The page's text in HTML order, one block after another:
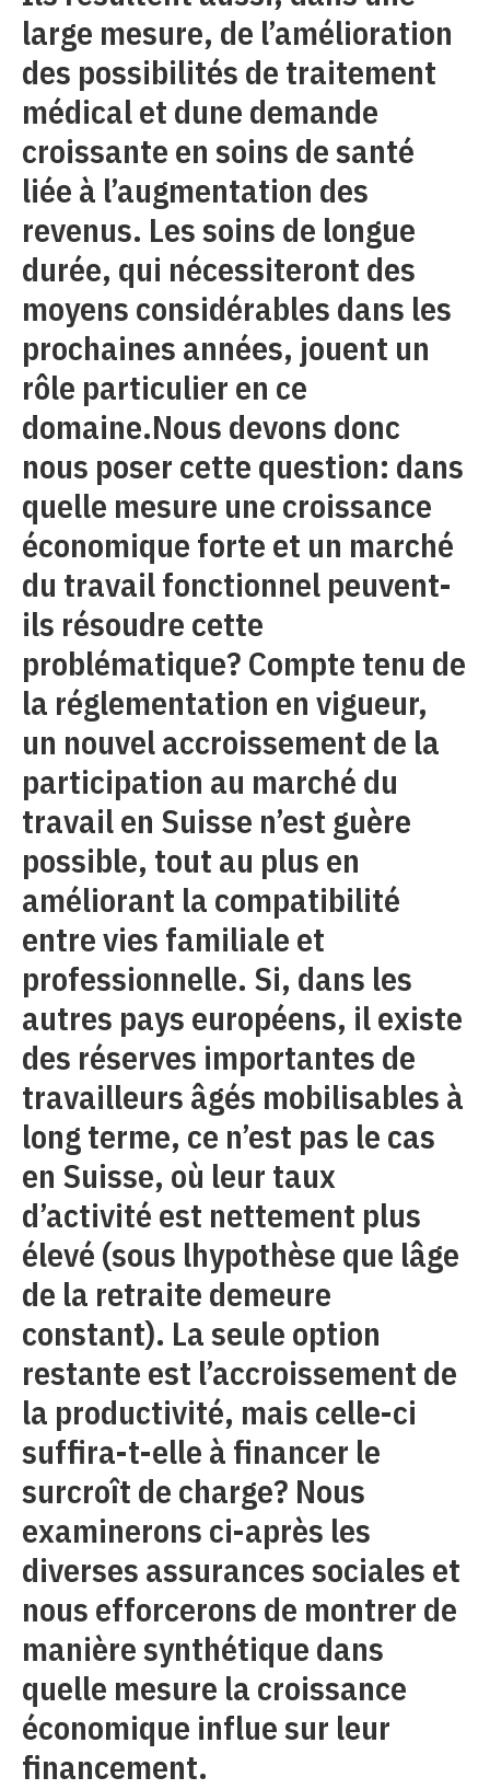
large mesure, de l’amélioration
des possibilités de traitement
médical et dune demande
croissante en soins de santé
liée à l’augmentation des
revenus. Les soins de longue
durée, qui nécessiteront des
moyens considérables dans les
prochaines années, jouent un
rôle particulier en ce
domaine.Nous devons donc
nous poser cette question: dans
quelle mesure une croissance
économique forte et un marché
du travail fonctionnel peuvent-
ils résoudre cette
problématique? Compte tenu de
la réglementation en vigueur,
un nouvel accroissement de la
participation au marché du
travail en Suisse n’est guère
possible, tout au plus en
améliorant la compatibilité
entre vies familiale et
professionnelle. Si, dans les
autres pays européens, il existe
des réserves importantes de
travailleurs âgés mobilisables à
long terme, ce n’est pas le cas
en Suisse, où leur taux
d’activité est nettement plus
élevé (sous lhypothèse que lâge
de la retraite demeure
constant). La seule option
restante est l’accroissement de
la productivité, mais celle-ci
suffira-t-elle à financer le
surcroît de charge? Nous
examinerons ci-après les
diverses assurances sociales et
nous efforcerons de montrer de
manière synthétique dans
quelle mesure la croissance
économique influe sur leur
financement.